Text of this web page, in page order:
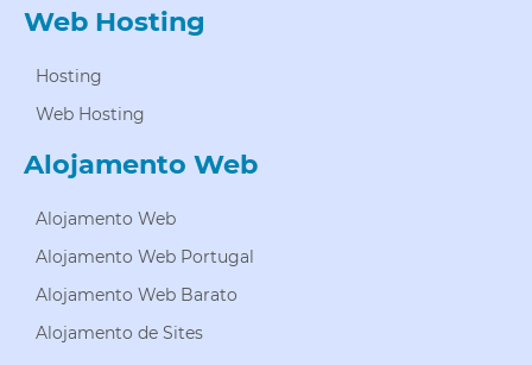
Web Hosting
Hosting
Web Hosting
Alojamento Web
Alojamento Web
Alojamento Web Portugal
Alojamento Web Barato
Alojamento de Sites